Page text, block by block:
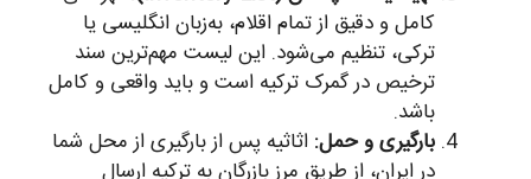
کامل و دقیق از تمام اقلام، به‌زبان انگلیسی یا
ترکی، تنظیم می‌شود. این لیست مهم‌ترین سند
ترخیص در گمرک ترکیه است و باید واقعی و کامل
باشد.
بارگیری و حمل: اثاثیه پس از بارگیری از محل شما